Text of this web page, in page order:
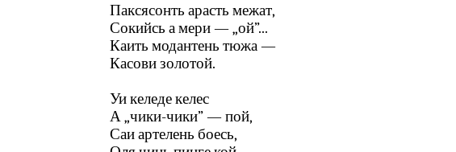
Паксясонть арасть межат,
Сокийсь а мери — „ой”...
Каить модантень тюжа —
Касови золотой.
Уи келеде келес
А „чики-чики” — пой,
Саи артелень боесь,